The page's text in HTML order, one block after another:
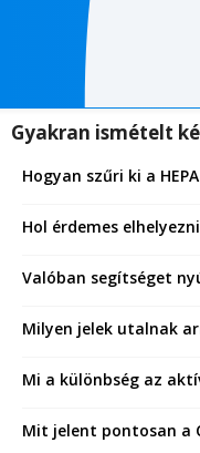
Gyakran ismételt
Hogyan szűri ki a
Hol érdemes
Valóban segítséget
Milyen jelek utalnak
Mi a különbség az
Mit jelent pontosan a